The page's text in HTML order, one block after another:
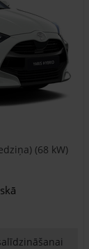
(68 kW)